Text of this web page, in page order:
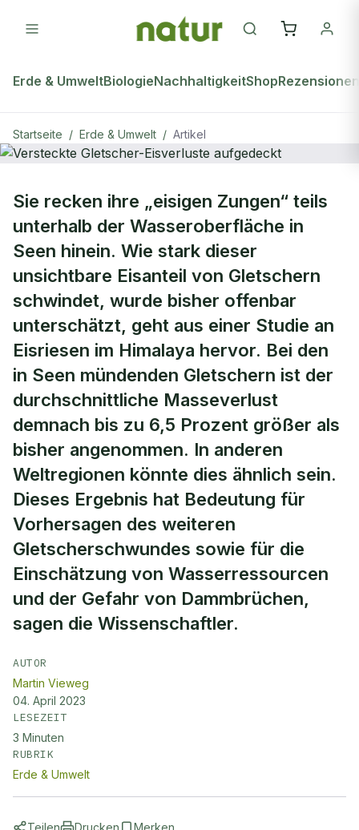
Erde & UmweltBiologieNachhaltigkeitShopRezensionen
Startseite / Erde & Umwelt / Artikel
Versteckte Gletscher-Eisverluste
aufgedeckt
Sie recken ihre „eisigen Zungen“ teils
unterhalb der Wasseroberfläche in
Seen hinein. Wie stark dieser
unsichtbare Eisanteil von Gletschern
schwindet, wurde bisher offenbar
unterschätzt, geht aus einer Studie an
Eisriesen im Himalaya hervor. Bei den
in Seen mündenden Gletschern ist der
durchschnittliche Masseverlust
demnach bis zu 6,5 Prozent größer als
bisher angenommen. In anderen
Weltregionen könnte dies ähnlich sein.
Dieses Ergebnis hat Bedeutung für
Vorhersagen des weiteren
Gletscherschwundes sowie für die
Einschätzung von Wasserressourcen
und der Gefahr von Dammbrüchen,
sagen die Wissenschaftler.
AUTOR
Martin Vieweg
04. April 2023
LESEZEIT
3 Minuten
RUBRIK
Erde & Umwelt
Teilen Drucken Merken